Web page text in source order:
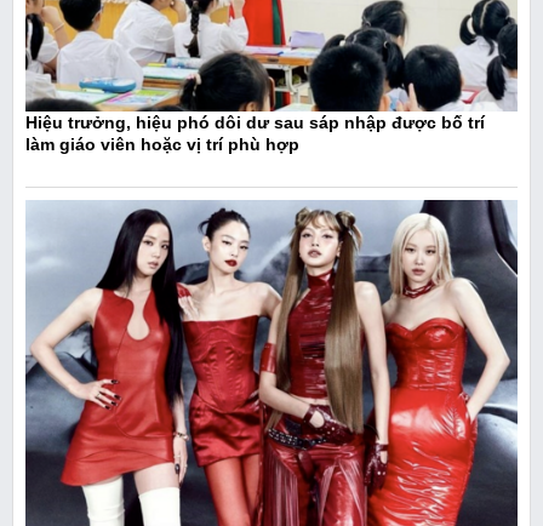
Hiệu trưởng, hiệu phó dôi dư sau sáp nhập được bố trí
làm giáo viên hoặc vị trí phù hợp